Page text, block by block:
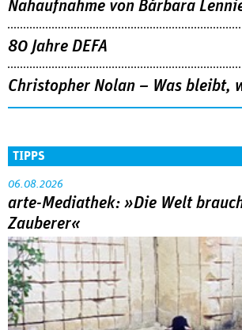
Nahaufnahme von Bárbara
80 Jahre DEFA
Christopher Nolan – Was bleibt,
TIPPS
06.08.2026
arte-Mediathek: »Die Welt
Zauberer«